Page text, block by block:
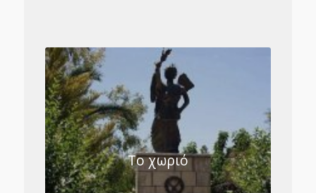
Το χωριό